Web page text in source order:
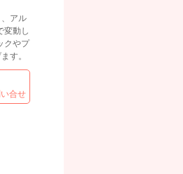
アル
変動し
クやプ
す。
合せ